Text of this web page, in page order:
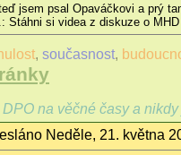
jsem psal Opaváčkovi a prý
Stáhni si videa z diskuze o
, současnost,
DPO na věčné časy a
Neděle, 21. května